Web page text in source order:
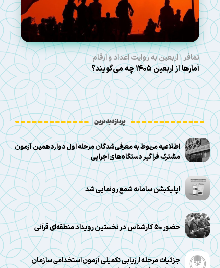
نمافر | اربعین به روایت اعداد و ارقام
آمارها از اربعین ۱۴۰۵ چه می‌گویند؟
پربازدیدترین
اطلاعیه مربوط به معرفی‌شدگان مرحله اول دوازدهمین آزمون
مشترک فراگیر دستگاه‌های اجرایی
اپلیکیشن سامانه شمع رونمایی شد
حضور ۵۰ کارشناس در نخستین رویداد منطقه‌ای قرآنی
جزئیات مرحله ارزیابی تکمیلی آزمون استخدامی سازمان